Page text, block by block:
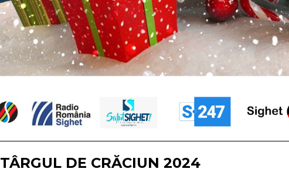
TÂRGUL DE CRĂCIUN 2024